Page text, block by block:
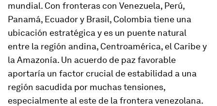
mundial. Con fronteras con Venezuela, Perú,
Panamá, Ecuador y Brasil, Colombia tiene una
ubicación estratégica y es un puente natural
entre la región andina, Centroamérica, el Caribe y
la Amazonía. Un acuerdo de paz favorable
aportaría un factor crucial de estabilidad a una
región sacudida por muchas tensiones,
especialmente al este de la frontera venezolana.